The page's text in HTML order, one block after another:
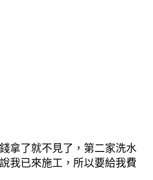
拿了就不見了，第二家洗水
我已來施工，所以要給我費